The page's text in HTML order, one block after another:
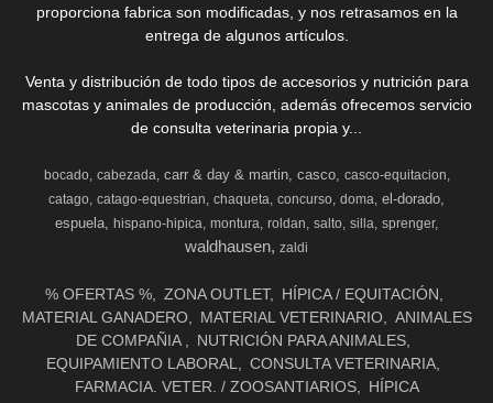
proporciona fabrica son modificadas, y nos retrasamos en la
entrega de algunos artículos.
Venta y distribución de todo tipos de accesorios y nutrición para
mascotas y animales de producción, además ofrecemos servicio
de consulta veterinaria propia y...
bocado cabezada carr & day & martin casco
casco-equitacion
catago catago-equestrian chaqueta concurso doma el-dorado
espuela
hispano-hipica montura roldan salto silla sprenger
waldhausen zaldi
% OFERTAS % ZONA OUTLET
HÍPICA / EQUITACIÓN
MATERIAL GANADERO
MATERIAL VETERINARIO
ANIMALES
DE COMPAÑIA
NUTRICIÓN PARA ANIMALES
EQUIPAMIENTO LABORAL
CONSULTA VETERINARIA
FARMACIA. VETER. / ZOOSANTIARIOS
HÍPICA